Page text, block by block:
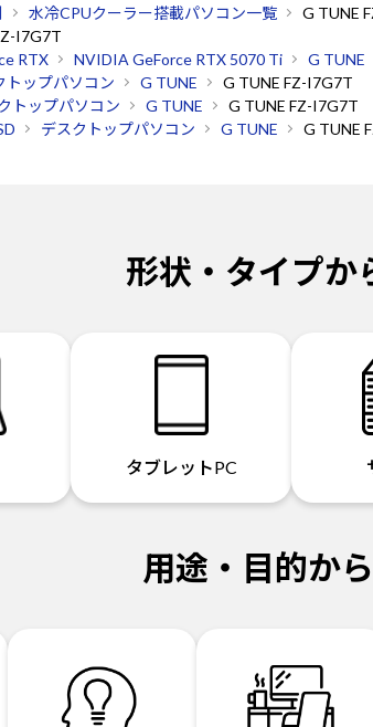
水冷CPUクーラー搭載パソコン一覧
G TUNE
I7G7T
RTX NVIDIA GeForce RTX 5070 Ti G TUNE
トップパソコン G TUNE
G TUNE FZ-I7G7T
トップパソコン G TUNE
G TUNE FZ-I7G7T
デスクトップパソコン G TUNE G TUNE
形状・タイプか
タブレットPC
用途・目的か